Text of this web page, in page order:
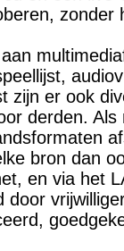
zonder
zijn er ook
derden.
bron dan
en via het
door